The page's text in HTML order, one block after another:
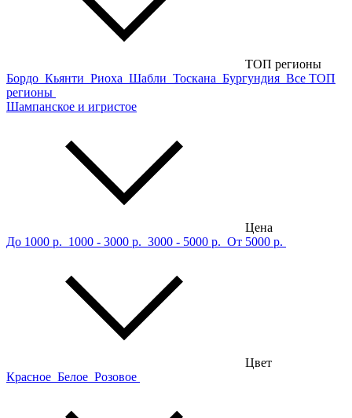
ТОП регионы
Бордо Кьянти Риоха Шабли Тоскана Бургундия Все ТОП
регионы
Шампанское и игристое
Цена
До 1000 р. 1000 - 3000 р. 3000 - 5000 р. От 5000 р.
Цвет
Красное Белое Розовое